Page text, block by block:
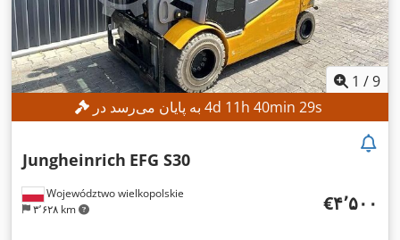
1 /9
4d 11h 40min 27s
Województwo wielkopolskie
۳٬۶۲۸ km
Jungheinrich EFG S30
‎€۴٬۵۰۰